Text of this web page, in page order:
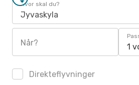
Hvor skal du?
Jyvaskyla
Når? 1
Direkteflyvninger